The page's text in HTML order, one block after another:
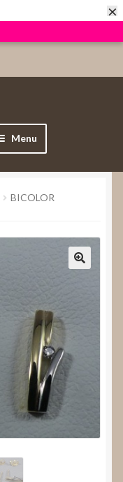
×
Menu
Submenu
uitvouwen
BICOLOR